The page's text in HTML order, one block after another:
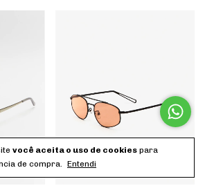
você aceita o uso de cookies para
de compra. Entendi